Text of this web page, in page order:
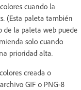
cuando la
(Esta paleta también
de la paleta web puede
solo cuando
prioridad alta.
creada o
GIF o PNG-8